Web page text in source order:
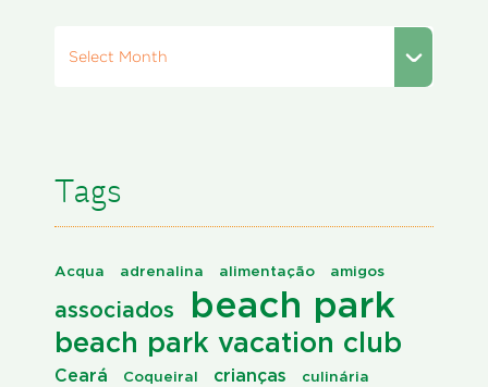
Select Month
Tags
Acqua adrenalina alimentação amigos
associados beach park
beach park vacation club
Ceará Coqueiral crianças culinária